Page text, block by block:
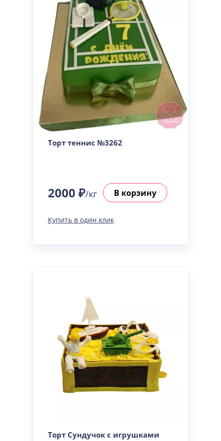
Торт теннис №3262
2000 ₽/кг В корзину
Купить в один клик
Торт Сундучок с игрушками